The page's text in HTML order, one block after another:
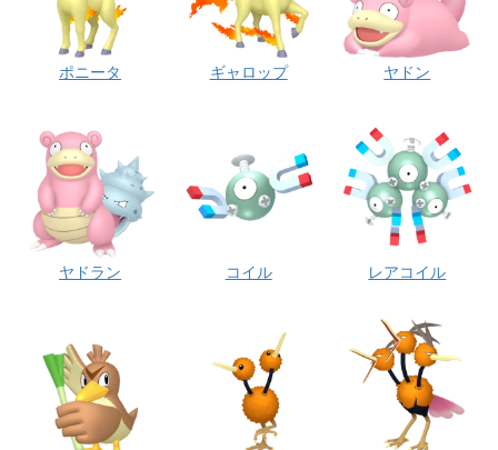
ポニータ ギャロップ ヤドン
ヤドラン コイル レアコイル